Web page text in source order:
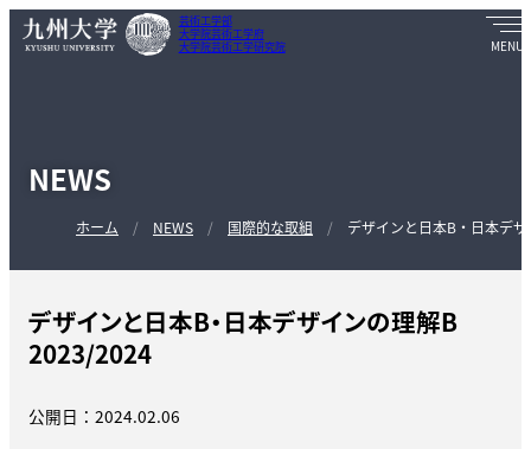
芸術工学部
大学院芸術工学府
大学院芸術工学研究院
NEWS
ホーム NEWS 国際的な取組 デザインと日本B・日本デ
デザインと日本B・日本デザインの理解B
2023/2024
公開日：2024.02.06